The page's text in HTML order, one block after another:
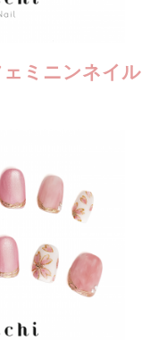
ミニンネイル